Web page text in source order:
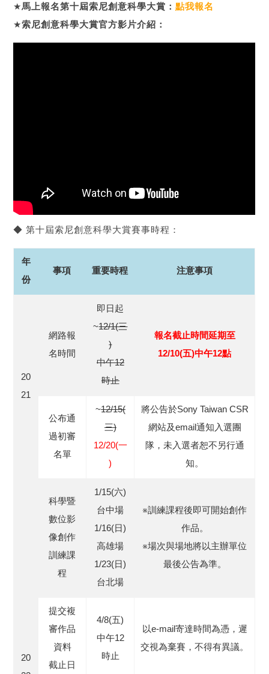
★馬上報名第十屆索尼創意科學大賞：點我報名
★索尼創意科學大賞官方影片介紹：
◆ 第十屆索尼創意科學大賞賽事時程：
年
份
事項 重要時程 注意事項
20
21
網路報
名時間
即日起
~12/1(三
)
中午12
時止
報名截止時間延期至
12/10(五)中午12點
公布通
過初審
名單
~12/15(
三)
12/20(一
)
將公告於Sony Taiwan CSR
網站及email通知入選團
隊，未入選者恕不另行通
知。
20
科學暨
數位影
像創作
訓練課
程
1/15(六)
台中場
1/16(日)
高雄場
1/23(日)
台北場
※訓練課程後即可開始創作
作品。
※場次與場地將以主辦單位
最後公告為準。
提交複
審作品
資料
截止日
4/8(五)
中午12
時止
以e-mail寄達時間為憑，遲
交視為棄賽，不得有異議。